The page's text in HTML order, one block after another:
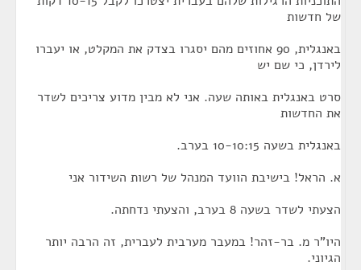
של חדשות
באנגלית, 90 אחוזים מהם יסגרו בצדק את המקלט, או יעברו
לירדן, כי שם יש
סרט באנגלית באותה שעה. אני לא מבין מדוע צריכים לשדר
את החדשות
באנגלית בשעה 10-10:15 בערב.
א. הראל! בישיבת הוועד המנהל של רשות השידור אני
הצעתי לשדר בשעה 8 בערב, והצעתי נדחתה.
היו"ר מ. בר-זהר! במעבר מערבית לעברית, זה הרבה יותר
הגיוני.